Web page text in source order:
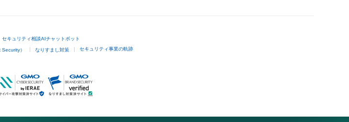
セキュリティ相談AIチャットボット
） なりすまし対策 セキュリティ事業の軌跡